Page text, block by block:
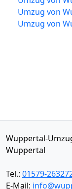
Umzug von
Umzug von
Wuppertal-
Wuppertal
Tel.: 01579-
E-Mail: